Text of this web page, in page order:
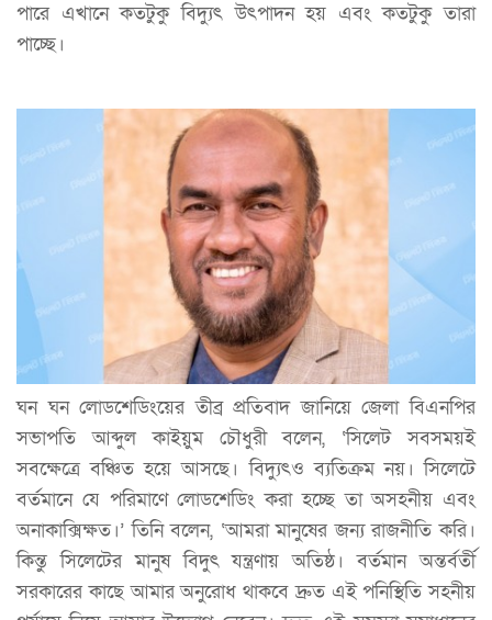
পারে এখানে কতটুকু বিদ্যুৎ উৎপাদন হয় এবং কতটুকু তারা
পাচ্ছে।
ঘন ঘন লোডশেডিংয়ের তীব্র প্রতিবাদ জানিয়ে জেলা বিএনপির
সভাপতি আব্দুল কাইয়ুম চৌধুরী বলেন, ‘সিলেট সবসময়ই
সবক্ষেত্রে বঞ্চিত হয়ে আসছে। বিদ্যুৎও ব্যতিক্রম নয়। সিলেটে
বর্তমানে যে পরিমাণে লোডশেডিং করা হচ্ছে তা অসহনীয় এবং
অনাকাক্সিক্ষত।’ তিনি বলেন, ‘আমরা মানুষের জন্য রাজনীতি করি।
কিন্তু সিলেটের মানুষ বিদুৎ যন্ত্রণায় অতিষ্ঠ। বর্তমান অন্তর্বর্তী
সরকারের কাছে আমার অনুরোধ থাকবে দ্রুত এই পনিস্থিতি সহনীয়